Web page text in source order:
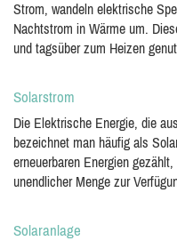
Strom, wandeln elektrische
Nachtstrom in Wärme um.
und tagsüber zum Heizen
Solarstrom
Die Elektrische Energie, die
bezeichnet man häufig als
erneuerbaren Energien
unendlicher Menge zur
Solaranlage